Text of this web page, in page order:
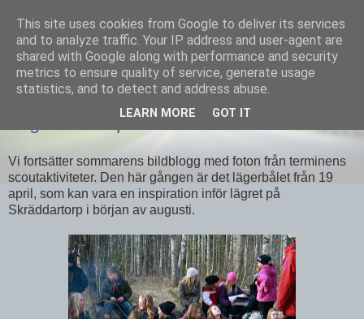
Equmenia i Harbo
Lägerbålsinspiration
Vi fortsätter sommarens bildblogg med foton från terminens
scoutaktiviteter. Den här gången är det lägerbålet från 19
april, som kan vara en inspiration inför lägret på
Skräddartorp i början av augusti.
This site uses cookies from Google to deliver its services
and to analyze traffic. Your IP address and user-agent are
shared with Google along with performance and security
metrics to ensure quality of service, generate usage
statistics, and to detect and address abuse.
LEARN MORE GOT IT